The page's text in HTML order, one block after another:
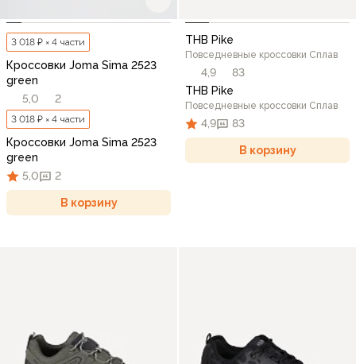
3 018 ₽ × 4 части
Кроссовки Joma Sima 2523
green
5,0
2
3 018 ₽ × 4 части
Кроссовки Joma Sima 2523
green
5,0
2
В корзину
THB Pike
Повседневные кроссовки Сплав
4,9
83
THB Pike
Повседневные кроссовки Сплав
4,9 83
В корзину